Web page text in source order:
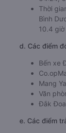
Thời
Bình
10.4 giờ
d. Các điểm
Bến xe
Mang
Văn
Đắk Đoa
e. Các điểm